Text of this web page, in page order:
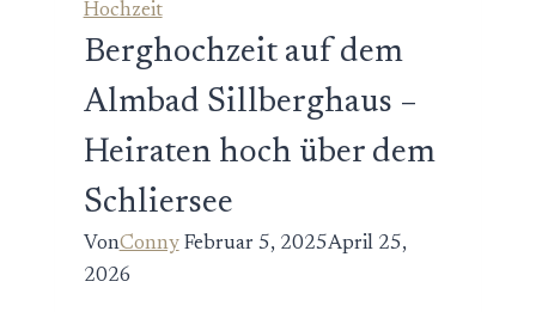
Hochzeit
Berghochzeit auf dem
Almbad Sillberghaus –
Heiraten hoch über dem
Schliersee
VonConny Februar 5, 2025April 25,
2026